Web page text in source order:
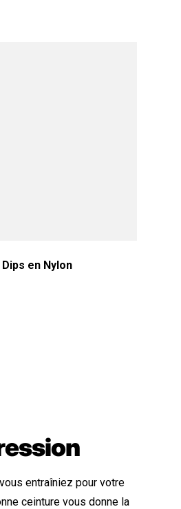
en Nylon
entraîniez pour votre
ceinture vous donne la